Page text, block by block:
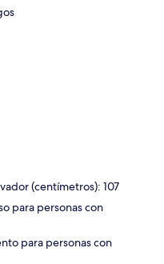
(centímetros): 107
para personas con
para personas con